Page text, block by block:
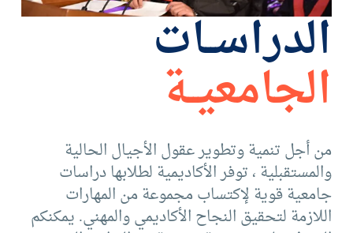
الدراســات
الجامعيــة
من أجل تنمية وتطوير عقول الأجيال الحالية
والمستقبلية ، توفر الأكاديمية لطلابها دراسات
جامعية قوية لإكتساب مجموعة من المهارات
اللازمة لتحقيق النجاح الأكاديمي والمهني. يمكنكم